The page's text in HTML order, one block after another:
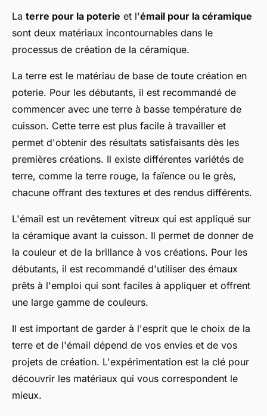
La terre pour la poterie et l'émail pour la céramique
sont deux matériaux incontournables dans le
processus de création de la céramique.
La terre est le matériau de base de toute création en
poterie. Pour les débutants, il est recommandé de
commencer avec une terre à basse température de
cuisson. Cette terre est plus facile à travailler et
permet d'obtenir des résultats satisfaisants dès les
premières créations. Il existe différentes variétés de
terre, comme la terre rouge, la faïence ou le grès,
chacune offrant des textures et des rendus différents.
L'émail est un revêtement vitreux qui est appliqué sur
la céramique avant la cuisson. Il permet de donner de
la couleur et de la brillance à vos créations. Pour les
débutants, il est recommandé d'utiliser des émaux
prêts à l'emploi qui sont faciles à appliquer et offrent
une large gamme de couleurs.
Il est important de garder à l'esprit que le choix de la
terre et de l'émail dépend de vos envies et de vos
projets de création. L'expérimentation est la clé pour
découvrir les matériaux qui vous correspondent le
mieux.